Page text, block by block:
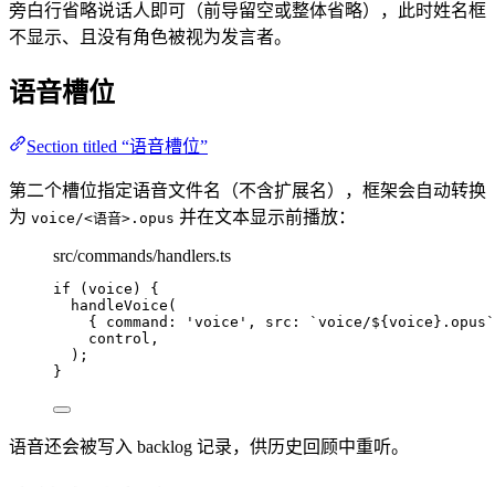
旁白行省略说话人即可（前导留空或整体省略），此时姓名框
不显示、且没有角色被视为发言者。
语音槽位
Section titled “语音槽位”
第二个槽位指定语音文件名（不含扩展名），框架会自动转换
为 voice/<语音>.opus 并在文本显示前播放：
src/commands/handlers.ts
if (voice) {
handleVoice (
{ command:
' voice ' , src: ` voice/${ voice } .opus `
control,
);
}
语音还会被写入 backlog 记录，供历史回顾中重听。